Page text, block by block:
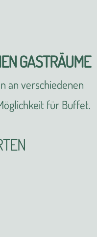
GASTRÄUME
an verschiedenen
für Buffet.